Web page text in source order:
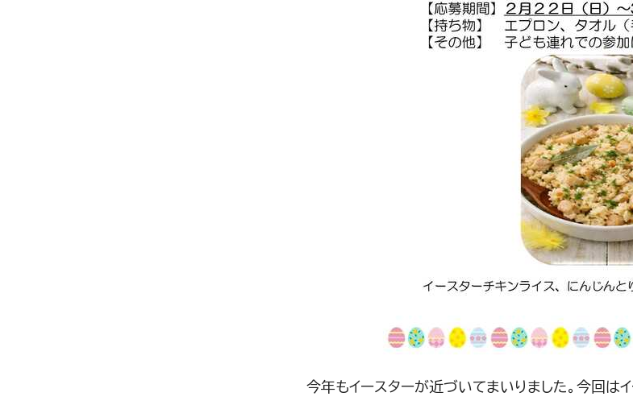
今年もイースターが近づいてまいりました。今回は